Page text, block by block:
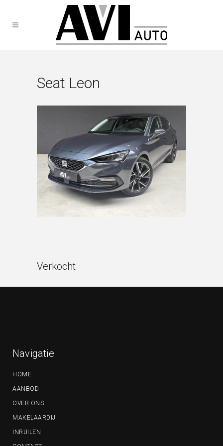
Seat Leon
Verkocht
Navigatie
HOME
AANBOD
OVER ONS
MAKELAARDIJ
INRUILEN